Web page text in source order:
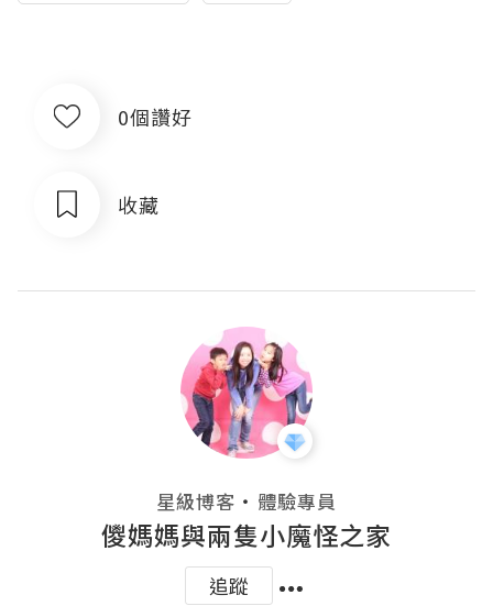
0個讚好
收藏
星級博客 ・ 體驗專員
儍媽媽與兩隻小魔怪之家
追蹤